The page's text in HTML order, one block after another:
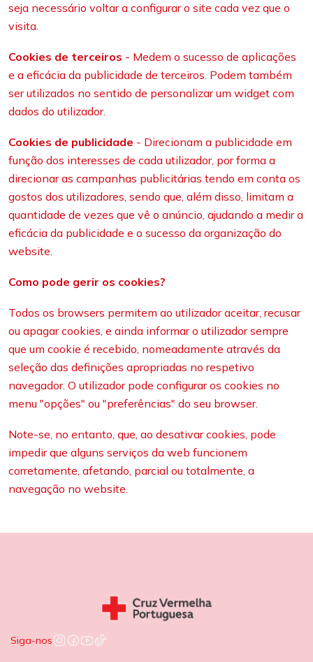
seja necessário voltar a configurar o site cada vez que o
visita.
Cookies de terceiros - Medem o sucesso de aplicações
e a eficácia da publicidade de terceiros. Podem também
ser utilizados no sentido de personalizar um widget com
dados do utilizador.
Cookies de publicidade - Direcionam a publicidade em
função dos interesses de cada utilizador, por forma a
direcionar as campanhas publicitárias tendo em conta os
gostos dos utilizadores, sendo que, além disso, limitam a
quantidade de vezes que vê o anúncio, ajudando a medir a
eficácia da publicidade e o sucesso da organização do
website.
Como pode gerir os cookies?
Todos os browsers permitem ao utilizador aceitar, recusar
ou apagar cookies, e ainda informar o utilizador sempre
que um cookie é recebido, nomeadamente através da
seleção das definições apropriadas no respetivo
navegador. O utilizador pode configurar os cookies no
menu "opções" ou "preferências" do seu browser.
Note-se, no entanto, que, ao desativar cookies, pode
impedir que alguns serviços da web funcionem
corretamente, afetando, parcial ou totalmente, a
navegação no website.
Siga-nos